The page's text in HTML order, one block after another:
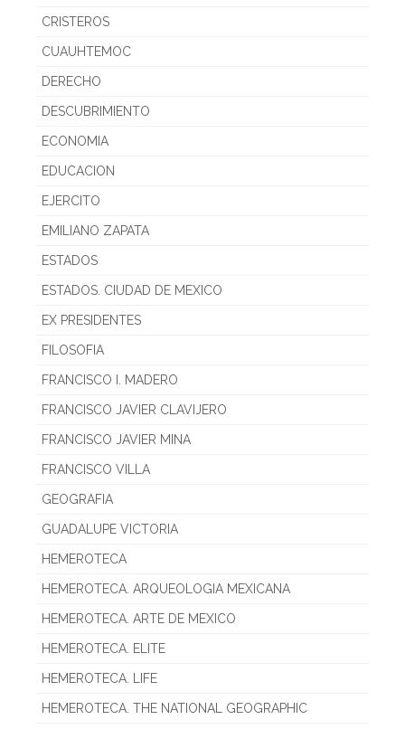
CRISTEROS
CUAUHTEMOC
DERECHO
DESCUBRIMIENTO
ECONOMIA
EDUCACION
EJERCITO
EMILIANO ZAPATA
ESTADOS
ESTADOS. CIUDAD DE MEXICO
EX PRESIDENTES
FILOSOFIA
FRANCISCO I. MADERO
FRANCISCO JAVIER CLAVIJERO
FRANCISCO JAVIER MINA
FRANCISCO VILLA
GEOGRAFIA
GUADALUPE VICTORIA
HEMEROTECA
HEMEROTECA. ARQUEOLOGIA MEXICANA
HEMEROTECA. ARTE DE MEXICO
HEMEROTECA. ELITE
HEMEROTECA. LIFE
HEMEROTECA. THE NATIONAL GEOGRAPHIC